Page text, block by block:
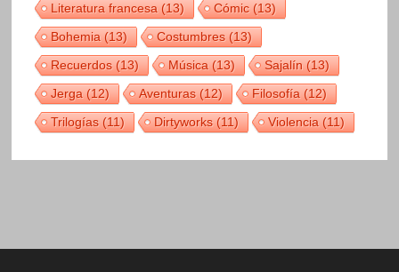
Literatura francesa(13) Cómic(13)
Bohemia(13) Costumbres(13)
Recuerdos(13) Música(13) Sajalín(13)
Jerga(12) Aventuras(12) Filosofía(12)
Trilogías(11) Dirtyworks(11) Violencia(11)